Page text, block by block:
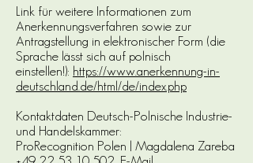
Link für weitere Informationen zum
Anerkennungsverfahren sowie zur
Antragstellung in elektronischer Form (die
Sprache lässt sich auf polnisch
einstellen!): https://www.anerkennung-in-
deutschland.de/html/de/index.php
Kontaktdaten Deutsch-Polnische Industrie-
und Handelskammer:
​ProRecognition Polen | Magdalena Zareba